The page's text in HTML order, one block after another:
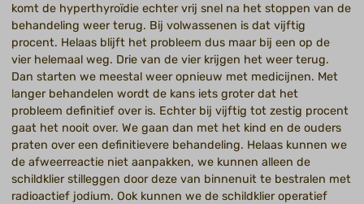
komt de hyperthyroïdie echter vrij snel na het stoppen van de
behandeling weer terug. Bij volwassenen is dat vijftig
procent. Helaas blijft het probleem dus maar bij een op de
vier helemaal weg. Drie van de vier krijgen het weer terug.
Dan starten we meestal weer opnieuw met medicijnen. Met
langer behandelen wordt de kans iets groter dat het
probleem definitief over is. Echter bij vijftig tot zestig procent
gaat het nooit over. We gaan dan met het kind en de ouders
praten over een definitievere behandeling. Helaas kunnen we
de afweerreactie niet aanpakken, we kunnen alleen de
schildklier stilleggen door deze van binnenuit te bestralen met
radioactief jodium. Ook kunnen we de schildklier operatief